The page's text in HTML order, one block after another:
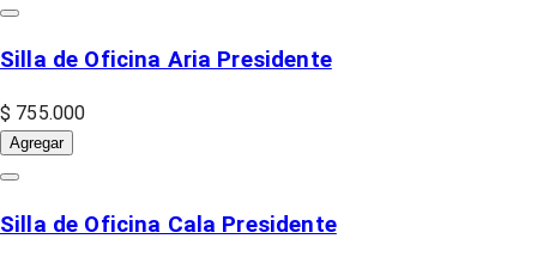
Silla de Oficina Aria Presidente
$ 755.000
Agregar
Silla de Oficina Cala Presidente